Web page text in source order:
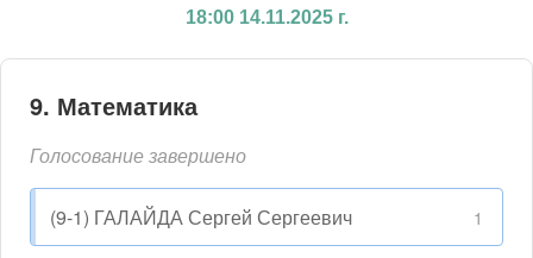
18:00 14.11.2025 г.
9. Математика
Голосование завершено
(9-1) ГАЛАЙДА Сергей Сергеевич 1